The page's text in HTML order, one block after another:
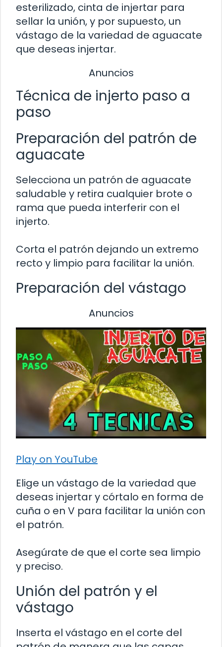
esterilizado, cinta de injertar para
sellar la unión, y por supuesto, un
vástago de la variedad de aguacate
que deseas injertar.
Anuncios
Técnica de injerto paso a
paso
Preparación del patrón de
aguacate
Selecciona un patrón de aguacate
saludable y retira cualquier brote o
rama que pueda interferir con el
injerto.
Corta el patrón dejando un extremo
recto y limpio para facilitar la unión.
Preparación del vástago
Anuncios
Play on YouTube
Elige un vástago de la variedad que
deseas injertar y córtalo en forma de
cuña o en V para facilitar la unión con
el patrón.
Asegúrate de que el corte sea limpio
y preciso.
Unión del patrón y el
vástago
Inserta el vástago en el corte del